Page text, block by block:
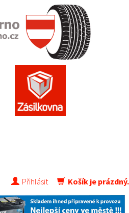
Přihlásit Košík je prázdný.